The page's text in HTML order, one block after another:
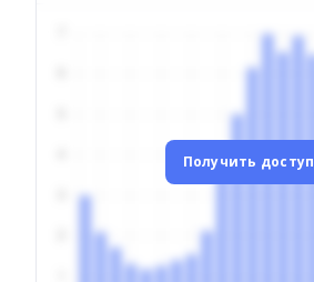
Получить доступ